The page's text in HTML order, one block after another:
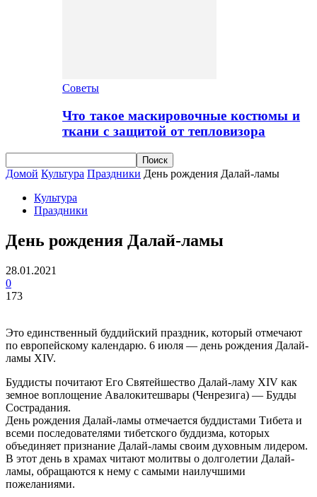
Советы
Что такое маскировочные костюмы и
ткани с защитой от тепловизора
Домой Культура Праздники День рождения Далай-ламы
Культура
Праздники
День рождения Далай-ламы
28.01.2021
0
173
Это единственный буддийский праздник, который отмечают
по европейскому календарю. 6 июля — день рождения Далай-
ламы XIV.
Буддисты почитают Его Святейшество Далай-ламу XIV как
земное воплощение Авалокитешвары (Ченрезига) — Будды
Сострадания.
День рождения Далай-ламы отмечается буддистами Тибета и
всеми последователями тибетского буддизма, которых
объединяет признание Далай-ламы своим духовным лидером.
В этот день в храмах читают молитвы о долголетии Далай-
ламы, обращаются к нему с самыми наилучшими
пожеланиями.